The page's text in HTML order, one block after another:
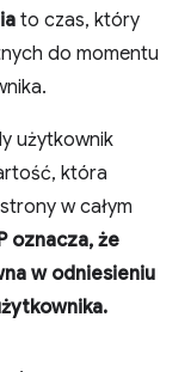
to czas, który
do momentu
użytkownik
która
w całym
oznacza, że
w odniesieniu